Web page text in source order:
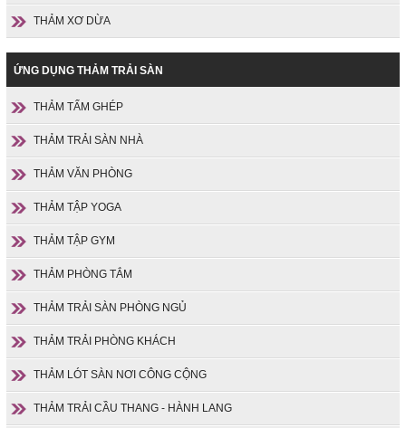
THẢM XƠ DỪA
ỨNG DỤNG THẢM TRẢI SÀN
THẢM TẤM GHÉP
THẢM TRẢI SÀN NHÀ
THẢM VĂN PHÒNG
THẢM TẬP YOGA
THẢM TẬP GYM
THẢM PHÒNG TẮM
THẢM TRẢI SÀN PHÒNG NGỦ
THẢM TRẢI PHÒNG KHÁCH
THẢM LÓT SÀN NƠI CÔNG CỘNG
THẢM TRẢI CẦU THANG - HÀNH LANG